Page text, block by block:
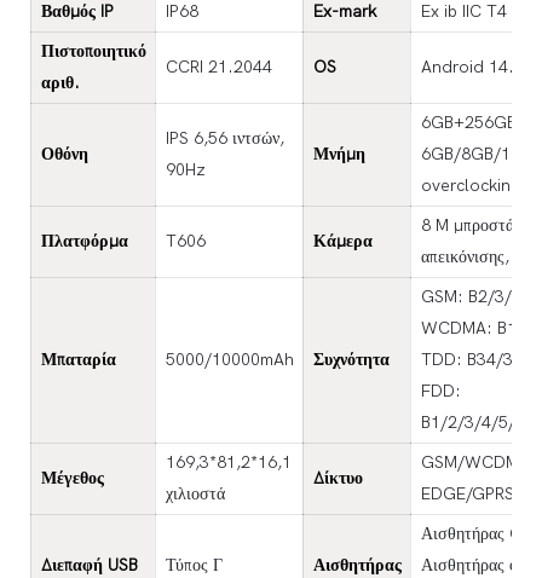
Βαθμός IP IP68 Ex-mark
Ex ib IIC T4
Πιστοποιητικό
αριθ.
CCRI 21.2044 OS Android 14.0
Οθόνη
IPS 6,56 ιντσών,
90Hz
Μνήμη
6GB+256GB
6GB/8GB/10GB
overclocking)
Πλατφόρμα T606 Κάμερα
8 M μπροστά,
απεικόνισης,
Μπαταρία 5000/10000mAh Συχνότητα
GSM: B2/3/5/8
WCDMA: B1/
TDD: B34/38/
FDD:
B1/2/3/4/5/7/
Μέγεθος
169,3*81,2*16,1
χιλιοστά
Δίκτυο
GSM/WCDMA/
EDGE/GPRS
Διεπαφή USB Τύπος Γ Αισθητήρας
Αισθητήρας G,
Αισθητήρας